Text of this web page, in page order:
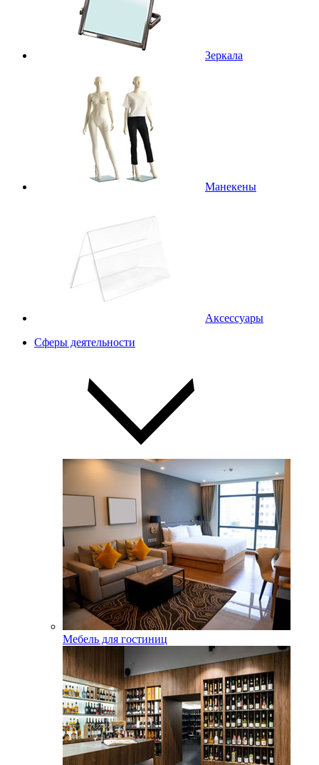
Зеркала
Манекены
Аксессуары
Сферы деятельности
Мебель для гостиниц